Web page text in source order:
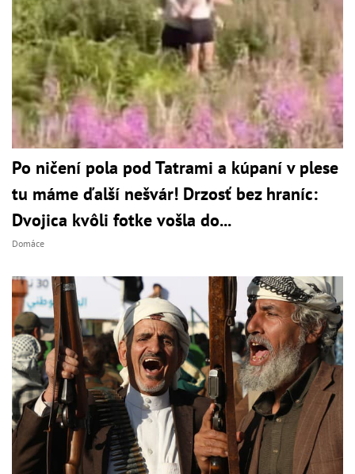
Po ničení pola pod Tatrami a kúpaní v plese
tu máme ďalší nešvár! Drzosť bez hraníc:
Dvojica kvôli fotke vošla do...
Domáce